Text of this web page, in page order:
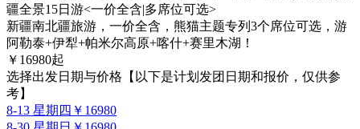
疆全景15日游<一价全含|多席位可选>
新疆南北疆旅游，一价全含，熊猫主题专列3个席位可选，游
阿勒泰+伊犁+帕米尔高原+喀什+赛里木湖！
￥ 16980起
选择出发日期与价格 【以下是计划发团日期和报价，仅供参
考】
8-13 星期四 ￥16980